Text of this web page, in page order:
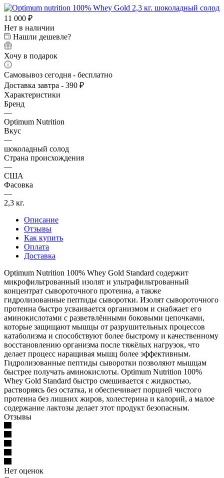
11 000 ₽
Нет в наличии
Нашли дешевле?
Хочу в подарок
Самовывоз сегодня - бесплатно
Доставка завтра - 390 ₽
Характеристики
Бренд
—
Optimum Nutrition
Вкус
—
шоколадный солод
Страна происхождения
—
США
Фасовка
—
2,3 кг.
Описание
Отзывы
Как купить
Оплата
Доставка
Optimum Nutrition 100% Whey Gold Standard содержит
микрофильтрованный изолят и ультрафильтрованный
концентрат сывороточного протеина, а также
гидролизованные пептиды сыворотки. Изолят сывороточного
протеина быстро усваивается организмом и снабжает его
аминокислотами с разветвлёнными боковыми цепочками,
которые защищают мышцы от разрушительных процессов
катаболизма и способствуют более быстрому и качественному
восстановлению организма после тяжёлых нагрузок, что
делает процесс наращивая мышц более эффективным.
Гидролизованные пептиды сыворотки позволяют мышцам
быстрее получать аминокислоты. Optimum Nutrition 100%
Whey Gold Standard быстро смешивается с жидкостью,
растворяясь без остатка, и обеспечивает порцией чистого
протеина без лишних жиров, холестерина и калорий, а малое
содержание лактозы делает этот продукт безопасным.
Отзывы
Нет оценок